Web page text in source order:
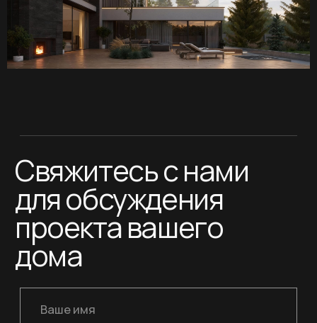
* Организация Mеtа, а также её продукты Instаgrаm и
Fаcеbооk, признаны экстремистскими и запрещены на
территории РФ.
INS*
PINTEREST
brule.agency